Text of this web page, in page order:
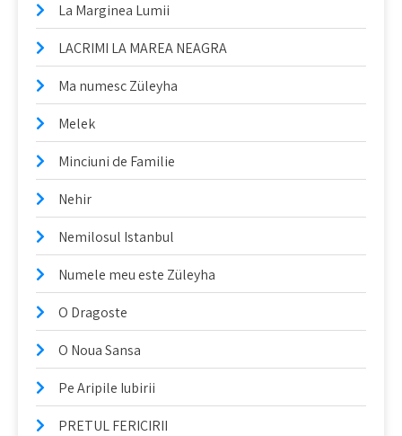
La Marginea Lumii
LACRIMI LA MAREA NEAGRA
Ma numesc Züleyha
Melek
Minciuni de Familie
Nehir
Nemilosul Istanbul
Numele meu este Züleyha
O Dragoste
O Noua Sansa
Pe Aripile Iubirii
PRETUL FERICIRII